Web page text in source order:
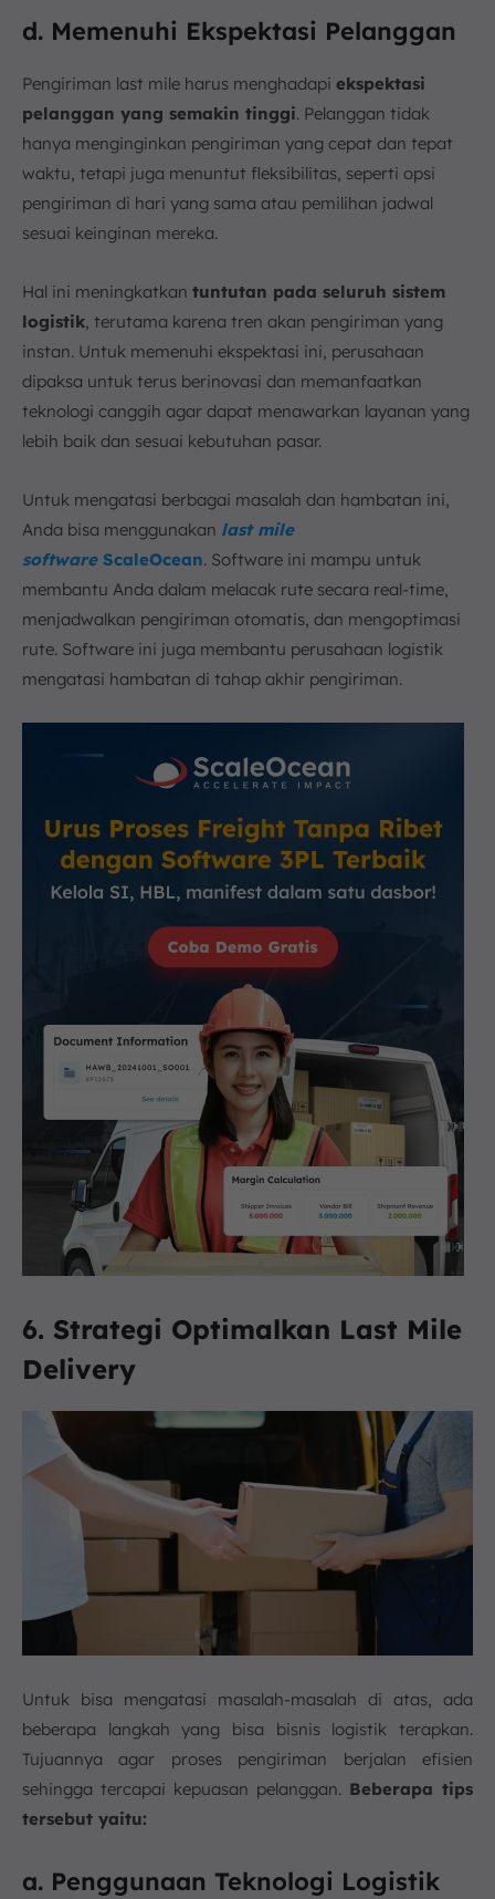
d. Memenuhi Ekspektasi Pelanggan
Pengiriman last mile harus menghadapi ekspektasi
pelanggan yang semakin tinggi. Pelanggan tidak
hanya menginginkan pengiriman yang cepat dan tepat
waktu, tetapi juga menuntut fleksibilitas, seperti opsi
pengiriman di hari yang sama atau pemilihan jadwal
sesuai keinginan mereka.
Hal ini meningkatkan tuntutan pada seluruh sistem
logistik , terutama karena tren akan pengiriman yang
instan. Untuk memenuhi ekspektasi ini, perusahaan
dipaksa untuk terus berinovasi dan memanfaatkan
teknologi canggih agar dapat menawarkan layanan yang
lebih baik dan sesuai kebutuhan pasar.
Untuk mengatasi berbagai masalah dan hambatan ini,
Anda bisa menggunakan last mile
softwareScaleOcean. Software ini mampu untuk
membantu Anda dalam melacak rute secara real-time,
menjadwalkan pengiriman otomatis, dan mengoptimasi
rute. Software ini juga membantu perusahaan logistik
mengatasi hambatan di tahap akhir pengiriman.
6. Strategi Optimalkan Last Mile
Delivery
Untuk bisa mengatasi masalah-masalah di atas, ada
beberapa langkah yang bisa bisnis logistik terapkan.
Tujuannya agar proses pengiriman berjalan efisien
sehingga tercapai kepuasan pelanggan. Beberapa tips
tersebut yaitu:
a. Penggunaan Teknologi Logistik